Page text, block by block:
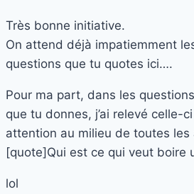
Très bonne initiative.
On attend déjà impatiemment
questions que tu quotes ici….
Pour ma part, dans les
que tu donnes, j’ai relevé celle-
attention au milieu de toutes les
[quote]Qui est ce qui veut boire
lol